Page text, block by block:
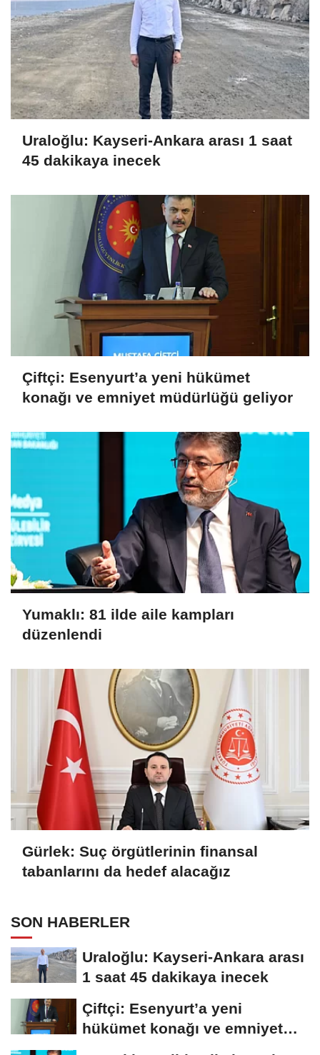
Uraloğlu: Kayseri-Ankara arası 1 saat
45 dakikaya inecek
Çiftçi: Esenyurt’a yeni hükümet
konağı ve emniyet müdürlüğü geliyor
Yumaklı: 81 ilde aile kampları
düzenlendi
Gürlek: Suç örgütlerinin finansal
tabanlarını da hedef alacağız
SON HABERLER
Uraloğlu: Kayseri-Ankara arası
1 saat 45 dakikaya inecek
Çiftçi: Esenyurt’a yeni
hükümet konağı ve emniyet